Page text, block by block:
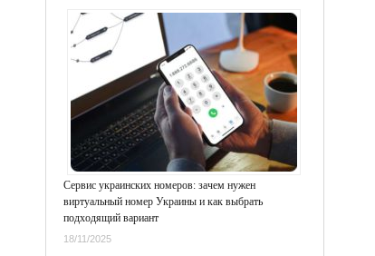
Сервис украинских номеров: зачем нужен
виртуальный номер Украины и как выбрать
подходящий вариант
18/11/2025